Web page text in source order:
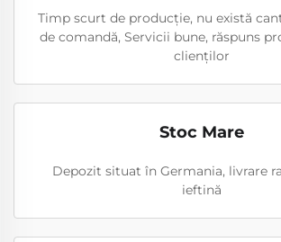
Timp scurt de producție, nu există
de comandă, Servicii bune, răspuns
clienților
Stoc Mare
Depozit situat în Germania, livrare
ieftină